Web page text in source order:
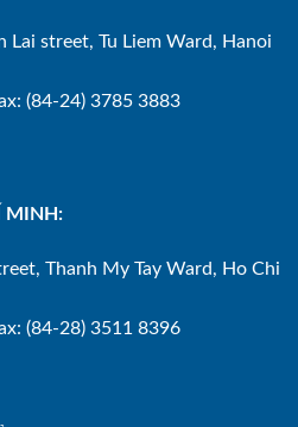
Lai street, Tu Liem Ward, Hanoi
(84-24) 3785 3883
MINH:
Thanh My Tay Ward, Ho Chi
(84-28) 3511 8396